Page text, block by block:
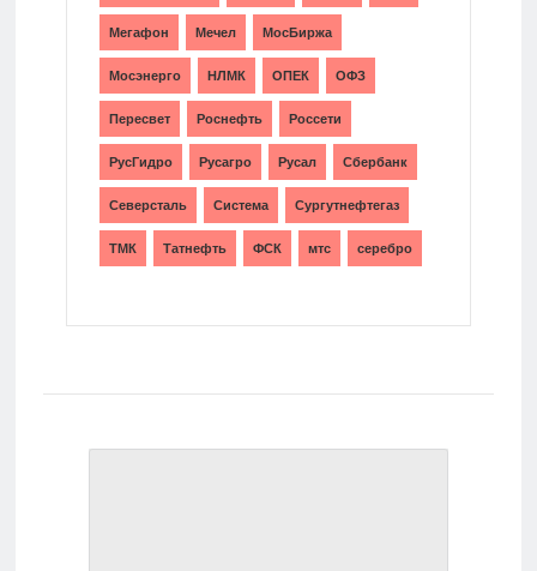
Мегафон Мечел МосБиржа
Мосэнерго НЛМК ОПЕК ОФЗ
Пересвет Роснефть Россети
РусГидро Русагро Русал Сбербанк
Северсталь Система Сургутнефтегаз
ТМК Татнефть ФСК мтс серебро